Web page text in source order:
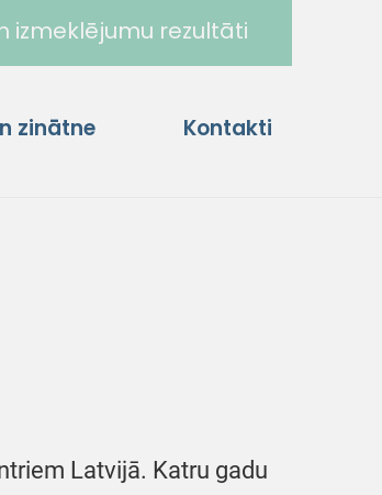
izmeklējumu rezultāti
zinātne Kontakti
Latvijā. Katru gadu